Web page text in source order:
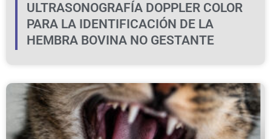
ULTRASONOGRAFÍA DOPPLER COLOR
PARA LA IDENTIFICACIÓN DE LA
HEMBRA BOVINA NO GESTANTE